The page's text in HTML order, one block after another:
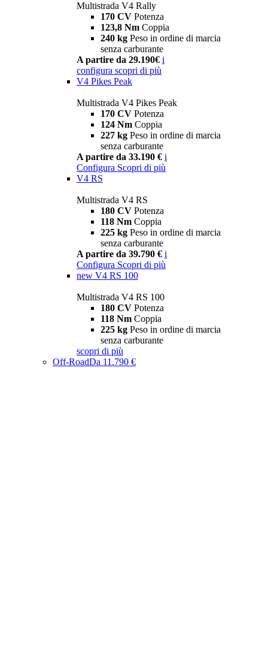
Multistrada V4 Rally
170 CV Potenza
123,8 Nm Coppia
240 kg Peso in ordine di marcia
senza carburante
A partire da 29.190€ i
configura scopri di più
V4 Pikes Peak
Multistrada V4 Pikes Peak
170 CV Potenza
124 Nm Coppia
227 kg Peso in ordine di marcia
senza carburante
A partire da 33.190 € i
Configura Scopri di più
V4 RS
Multistrada V4 RS
180 CV Potenza
118 Nm Coppia
225 kg Peso in ordine di marcia
senza carburante
A partire da 39.790 € i
Configura Scopri di più
new V4 RS 100
Multistrada V4 RS 100
180 CV Potenza
118 Nm Coppia
225 kg Peso in ordine di marcia
senza carburante
scopri di più
Off-RoadDa 11.790 €